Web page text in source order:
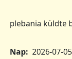
plebania küldte
Nap 2026-07-